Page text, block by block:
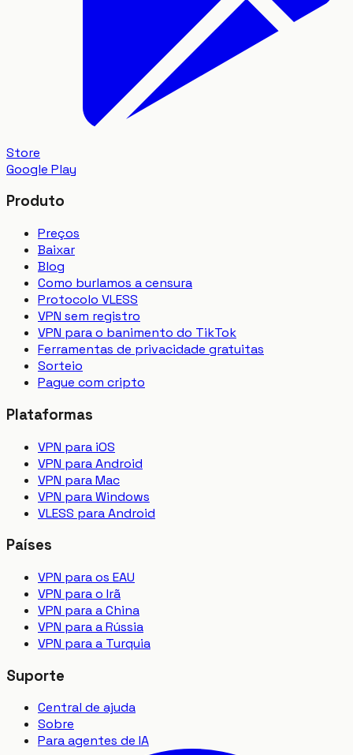
Store
Google Play
Produto
Preços
Baixar
Blog
Como burlamos a censura
Protocolo VLESS
VPN sem registro
VPN para o banimento do TikTok
Ferramentas de privacidade gratuitas
Sorteio
Pague com cripto
Plataformas
VPN para iOS
VPN para Android
VPN para Mac
VPN para Windows
VLESS para Android
Países
VPN para os EAU
VPN para o Irã
VPN para a China
VPN para a Rússia
VPN para a Turquia
Suporte
Central de ajuda
Sobre
Para agentes de IA